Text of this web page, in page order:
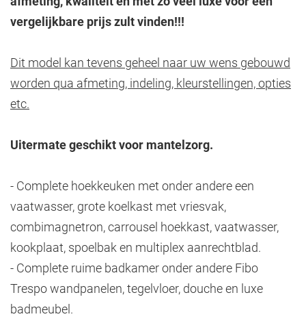
vergelijkbare prijs zult vinden!!!
Dit model kan tevens geheel naar uw wens gebouwd
worden qua afmeting, indeling, kleurstellingen, opties
etc.
Uitermate geschikt voor mantelzorg.
- Complete hoekkeuken met onder andere een
vaatwasser, grote koelkast met vriesvak,
combimagnetron, carrousel hoekkast, vaatwasser,
kookplaat, spoelbak en multiplex aanrechtblad.
- Complete ruime badkamer onder andere Fibo
Trespo wandpanelen, tegelvloer, douche en luxe
badmeubel.